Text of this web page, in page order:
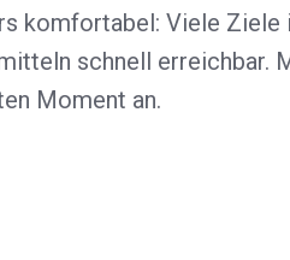
komfortabel: Viele Ziele
schnell erreichbar.
Moment an.